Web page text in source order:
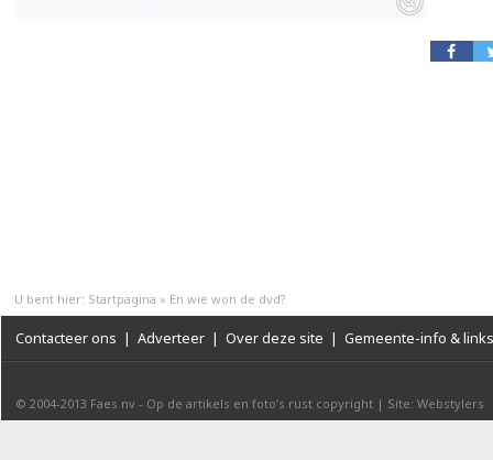
U bent hier: Startpagina » En wie won de dvd?
Contacteer ons | Adverteer | Over deze site | Gemeente-info & links
© 2004-2013 Faes nv - Op de artikels en foto’s rust copyright | Site: Webstylers